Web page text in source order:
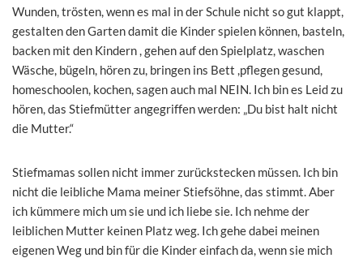
Wunden, trösten, wenn es mal in der Schule nicht so gut klappt,
gestalten den Garten damit die Kinder spielen können, basteln,
backen mit den Kindern , gehen auf den Spielplatz, waschen
Wäsche, bügeln, hören zu, bringen ins Bett ,pflegen gesund,
homeschoolen, kochen, sagen auch mal NEIN. Ich bin es Leid zu
hören, das Stiefmütter angegriffen werden: „Du bist halt nicht
die Mutter.“
Stiefmamas sollen nicht immer zurückstecken müssen. Ich bin
nicht die leibliche Mama meiner Stiefsöhne, das stimmt. Aber
ich kümmere mich um sie und ich liebe sie. Ich nehme der
leiblichen Mutter keinen Platz weg. Ich gehe dabei meinen
eigenen Weg und bin für die Kinder einfach da, wenn sie mich